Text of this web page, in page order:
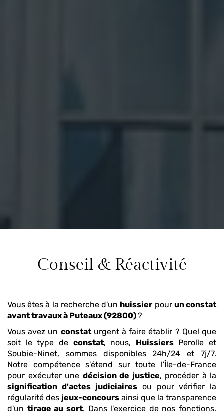
Conseil & Réactivité
Vous êtes à la recherche d'un huissier pour un constat
avant travauxà Puteaux (92800)?
Vous avez un constaturgent à faire établir ? Quel que
soit le type de constat, nous, HuissiersPerolle et
Soubie-Ninet, sommes disponibles 24h/24 et 7j/7.
Notre compétence s'étend sur toute l'Île-de-France
pour exécuter une décision de justice, procéder à la
signification d'actes judiciaires ou pour vérifier la
régularité des jeux-concours ainsi que la transparence
d'un tirage au sort. Dans l'exercice de nos fonctions,